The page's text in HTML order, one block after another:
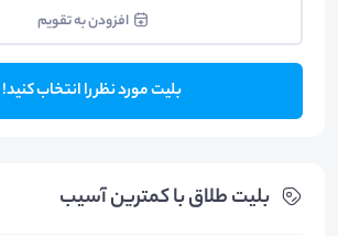
افزودن به تقویم
بلیت مورد نظر را انتخاب کنید!
بلیت‌ طلاق با کمترین آسیب